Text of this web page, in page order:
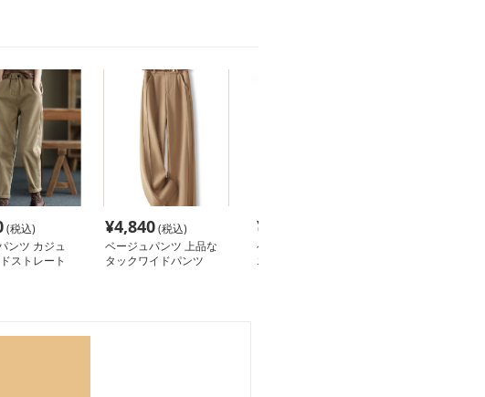
(税込)
ンツ カジュ
ストレート
¥4,840(税込)
ベージュパンツ 上品な
タックワイドパンツ
¥
ベージュパンツ ハイウ
エストワイドカーゴパン